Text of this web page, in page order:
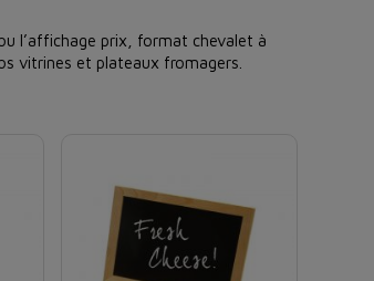
l’affichage prix, format chevalet à
vitrines et plateaux fromagers.